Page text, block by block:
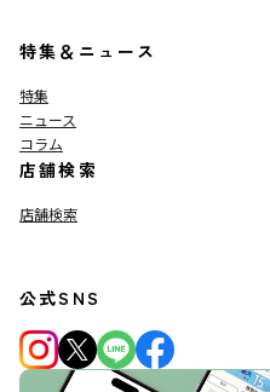
特集＆ニュース
特集
ニュース
コラム
店舗検索
店舗検索
公式SNS